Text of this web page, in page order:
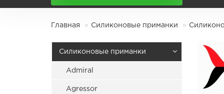
Главная Силиконовые приманки
Силиконовые приманки
Admiral
Agressor